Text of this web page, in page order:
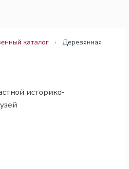
каталог ›
Деревянная
историко-